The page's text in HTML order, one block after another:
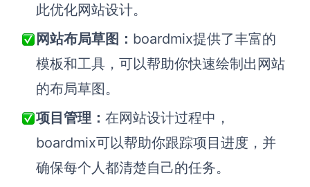
此优化网站设计。
网站布局草图： boardmix提供了丰富的
模板和工具，可以帮助你快速绘制出网站
的布局草图。
项目管理： 在网站设计过程中，
boardmix可以帮助你跟踪项目进度，并
确保每个人都清楚自己的任务。